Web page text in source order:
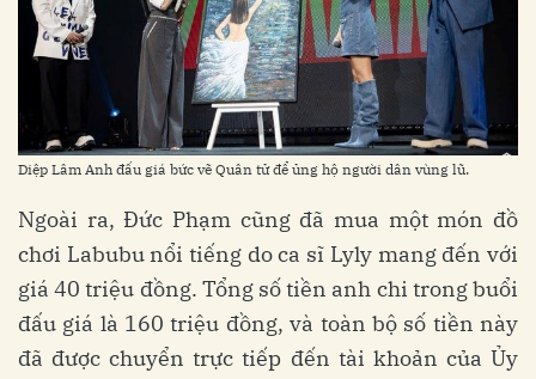
Diệp Lâm Anh đấu giá bức vẽ Quân tử để ủng hộ người dân vùng lũ.
Ngoài ra, Đức Phạm cũng đã mua một món đồ
chơi Labubu nổi tiếng do ca sĩ Lyly mang đến với
giá 40 triệu đồng. Tổng số tiền anh chi trong buổi
đấu giá là 160 triệu đồng, và toàn bộ số tiền này
đã được chuyển trực tiếp đến tài khoản của Ủy